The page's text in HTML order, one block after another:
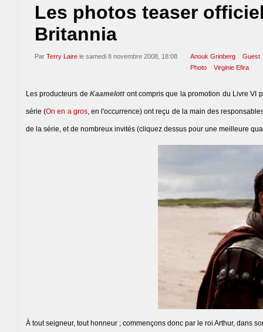
Les photos teaser
Britannia
Par Terry Laire le samedi 8 novembre 2008, 18:08 Anouk Grinberg
Guest
Photo
Virginie Efira
Les producteurs deKaamelottont compris que la promotion du Livre VI
série (On en a gros, en l'occurrence) ont reçu de la main des
de la série, et de nombreux invités (cliquez dessus pour une meilleure
À tout seigneur, tout honneur ; commençons donc par le roi Arthur, dans